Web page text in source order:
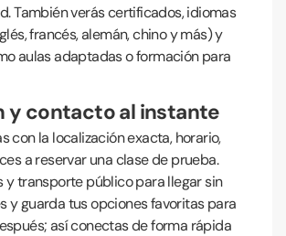
También verás certificados, idiomas
francés, alemán, chino y más) y
aulas adaptadas o formación para
y contacto al instante
con la localización exacta, horario,
a reservar una clase de prueba.
y transporte público para llegar sin
y guarda tus opciones favoritas para
así conectas de forma rápida